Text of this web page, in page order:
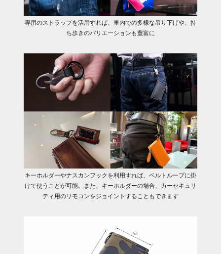
専用のストラップを活用すれば、車内での多様な吊り下げや、持
ち歩きのバリエーションも豊富に
キーホルダーやナスカンフックを利用すれば、ベルトループに掛
けて使うことが可能。また、キーホルダーの場合、カーセキュリ
ティ用のリモコンをジョイントすることもできます